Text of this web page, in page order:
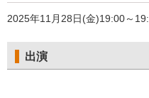
2025年11月28日(金)19:00～
出演